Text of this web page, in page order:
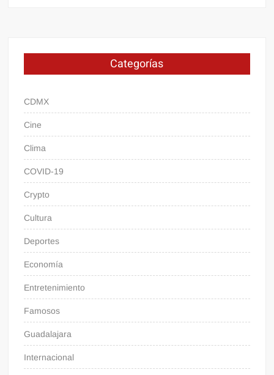
Categorías
CDMX
Cine
Clima
COVID-19
Crypto
Cultura
Deportes
Economía
Entretenimiento
Famosos
Guadalajara
Internacional